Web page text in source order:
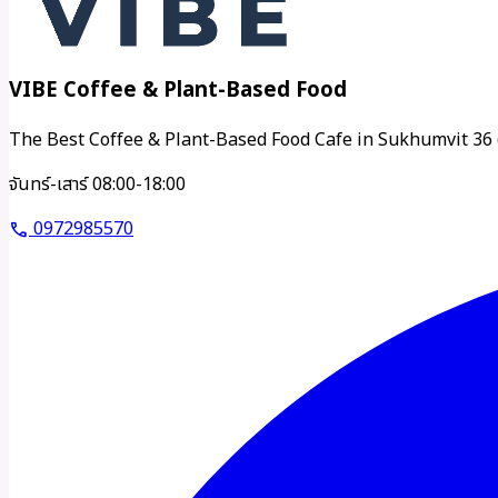
VIBE Coffee & Plant-Based Food
The Best Coffee & Plant-Based Food Cafe in Sukhumvit
จันทร์-เสาร์ 08:00-18:00
call 0972985570